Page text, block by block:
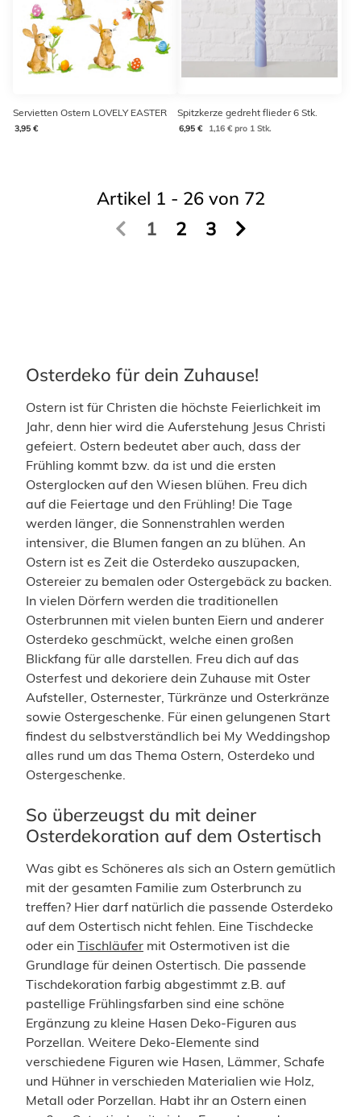
Servietten Ostern LOVELY EASTER
3,95 €
Spitzkerze gedreht flieder 6 Stk.
6,95 € 1,16 € pro 1 Stk.
Artikel 1 - 26 von 72
1
2 3
Osterdeko für dein Zuhause!
Ostern ist für Christen die höchste Feierlichkeit im
Jahr, denn hier wird die Auferstehung Jesus Christi
gefeiert. Ostern bedeutet aber auch, dass der
Frühling kommt bzw. da ist und die ersten
Osterglocken auf den Wiesen blühen. Freu dich
auf die Feiertage und den Frühling! Die Tage
werden länger, die Sonnenstrahlen werden
intensiver, die Blumen fangen an zu blühen. An
Ostern ist es Zeit die Osterdeko auszupacken,
Ostereier zu bemalen oder Ostergebäck zu backen.
In vielen Dörfern werden die traditionellen
Osterbrunnen mit vielen bunten Eiern und anderer
Osterdeko geschmückt, welche einen großen
Blickfang für alle darstellen. Freu dich auf das
Osterfest und dekoriere dein Zuhause mit Oster
Aufsteller, Osternester, Türkränze und Osterkränze
sowie Ostergeschenke. Für einen gelungenen Start
findest du selbstverständlich bei My Weddingshop
alles rund um das Thema Ostern, Osterdeko und
Ostergeschenke.
So überzeugst du mit deiner
Osterdekoration auf dem Ostertisch
Was gibt es Schöneres als sich an Ostern gemütlich
mit der gesamten Familie zum Osterbrunch zu
treffen? Hier darf natürlich die passende Osterdeko
auf dem Ostertisch nicht fehlen. Eine Tischdecke
oder ein Tischläufer mit Ostermotiven ist die
Grundlage für deinen Ostertisch. Die passende
Tischdekoration farbig abgestimmt z.B. auf
pastellige Frühlingsfarben sind eine schöne
Ergänzung zu kleine Hasen Deko-Figuren aus
Porzellan. Weitere Deko-Elemente sind
verschiedene Figuren wie Hasen, Lämmer, Schafe
und Hühner in verschieden Materialien wie Holz,
Metall oder Porzellan. Habt ihr an Ostern einen